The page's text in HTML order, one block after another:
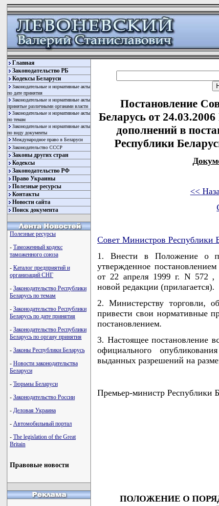
Главная
Законодательство РБ
Кодексы Беларуси
Законодательные и нормативные акты
по дате принятия
Законодательные и нормативные акты
принятые различными органами власти
Законодательные и нормативные акты
по темам
Законодательные и нормативные акты
по виду документы
Международное право в Беларуси
Законодательство СССР
Законы других стран
Кодексы
Законодательство РФ
Право Украины
Полезные ресурсы
Контакты
Новости сайта
Поиск документа
Полезные ресурсы
- Таможенный кодекс
таможенного союза
- Каталог предприятий и
организаций СНГ
- Законодательство Республики
Беларусь по темам
- Законодательство Республики
Беларусь по дате принятия
- Законодательство Республики
Беларусь по органу принятия
- Законы Республики Беларусь
- Новости законодательства
Беларуси
- Тюрьмы Беларуси
- Законодательство России
- Деловая Украина
- Автомобильный портал
- The legislation of the Great
Britain
Правовые новости
Постановление
Беларусь от
дополнений в
Республики
<<
Совет Министров Республики
1. Внести в Положение о
утвержденное
от 22 апреля 1999 г. N 572 ,
новой редакции (прилагается).
2. Министерству торговли,
привести свои нормативные
постановлением.
3. Настоящее постановление
официального
выданных разрешений на
Премьер-министр
ПОЛОЖЕНИЕ О